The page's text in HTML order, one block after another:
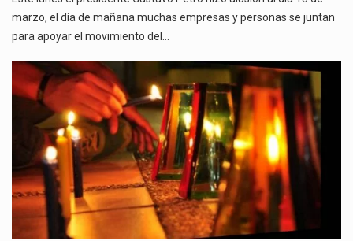
marzo, el día de mañana muchas empresas y personas se juntan
para apoyar el movimiento del…